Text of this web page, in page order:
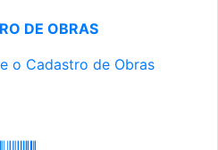
DE OBRAS
o Cadastro de Obras